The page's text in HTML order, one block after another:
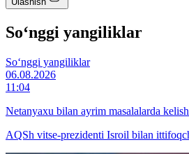
So‘nggi yangiliklar
So‘nggi yangiliklar
06.08.2026
11:04
Netanyaxu bilan ayrim masalalarda
AQSh vitse-prezidenti Isroil bilan